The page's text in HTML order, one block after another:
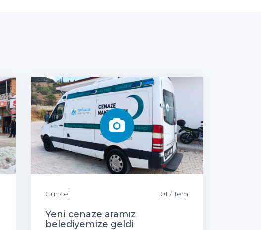
Güncel 01 / Tem
Yeni cenaze aramız
belediyemize geldi